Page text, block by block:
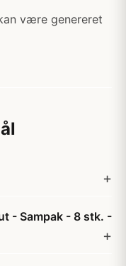
være genereret
- Sampak - 8 stk. -